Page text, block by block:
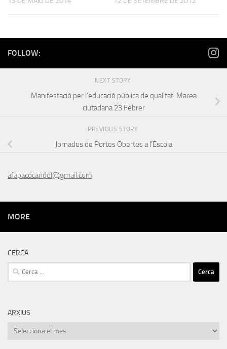
FOLLOW:
NEXT STORY
Manifestació per l’educació pública de qualitat. Marea
ciutadana 23 Febrer
PREVIOUS STORY
Jornades de Portes Obertes a l’Escola
afapacocandel@gmail.com
MORE
CERCA
Cerca:
ARXIUS
Arxius